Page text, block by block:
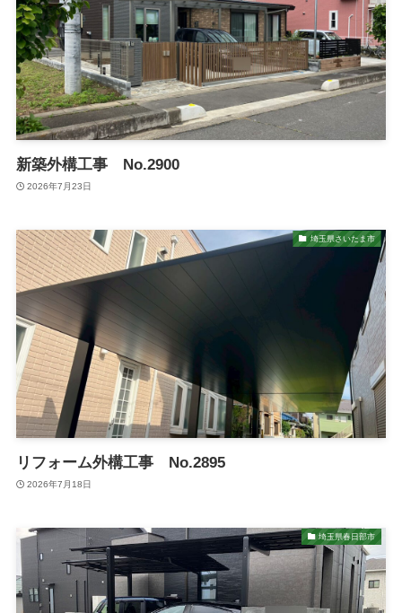
新築外構工事 No.2900
2026年7月23日
埼玉県さいたま市
リフォーム外構工事 No.2895
2026年7月18日
埼玉県春日部市